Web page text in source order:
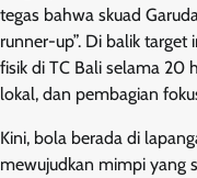
tegas bahwa skuad
runner-up”. Di balik target
fisik di TC Bali selama 20
lokal, dan pembagian
Kini, bola berada di
mewujudkan mimpi yang